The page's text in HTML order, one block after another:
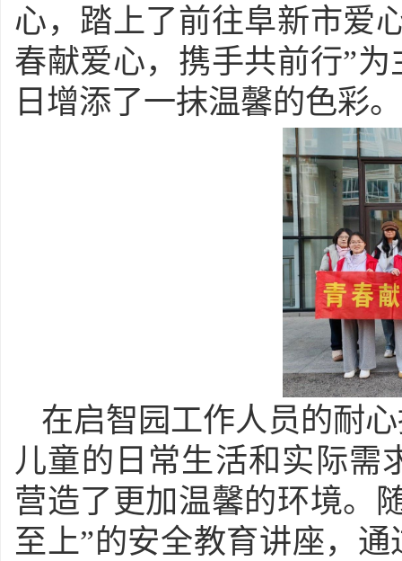
心，踏上了前往阜新市爱
春献爱心，携手共前行”
日增添了一抹温馨的色彩。
在启智园工作人员的耐
儿童的日常生活和实际需
营造了更加温馨的环境。
至上”的安全教育讲座，